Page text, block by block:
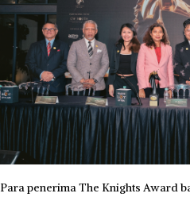
Para penerima The Knights Award